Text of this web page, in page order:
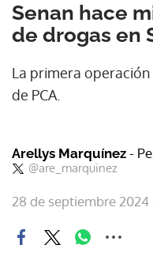
Senan hace
de drogas en
La primera
de PCA.
Arellys Marquínez -
@are_marquinez
28 de septiembre 2024